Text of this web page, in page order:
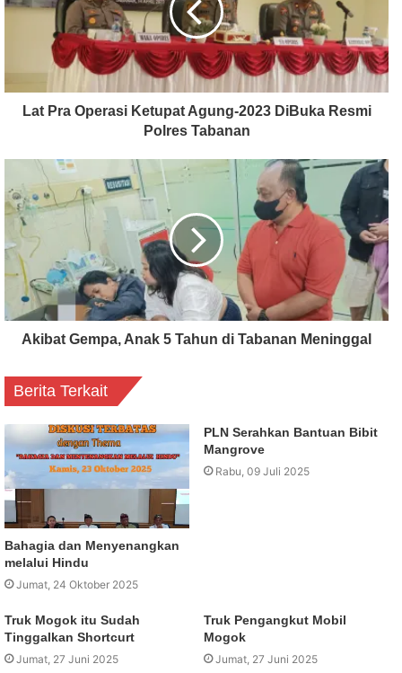
Lat Pra Operasi Ketupat Agung-2023 DiBuka Resmi
Polres Tabanan
Akibat Gempa, Anak 5 Tahun di Tabanan Meninggal
Berita Terkait
Bahagia dan Menyenangkan
melalui Hindu
Jumat, 24 Oktober 2025
PLN Serahkan Bantuan Bibit
Mangrove
Rabu, 09 Juli 2025
Truk Mogok itu Sudah
Tinggalkan Shortcurt
Jumat, 27 Juni 2025
Truk Pengangkut Mobil
Mogok
Jumat, 27 Juni 2025